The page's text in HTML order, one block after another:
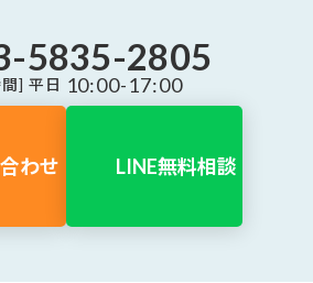
5835-2805
] 平日 10:00-17:00
わせ LINE無料相談